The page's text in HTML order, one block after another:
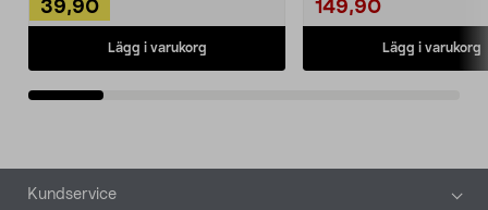
39,90
Lägg i varukorg
149,90
Lägg i varukorg
Sidfot
Kundservice